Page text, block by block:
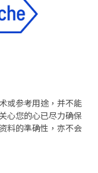
或参考用途，并不能
心您的心已尽力确保
料的準确性，亦不会